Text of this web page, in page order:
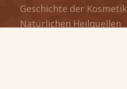
Geschichte der Kosmetik
Natürlichen Heilquellen